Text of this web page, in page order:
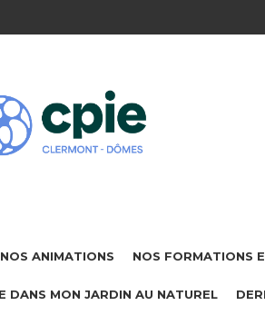
NOS ANIMATIONS NOS FORMATIONS
DANS MON JARDIN AU NATUREL